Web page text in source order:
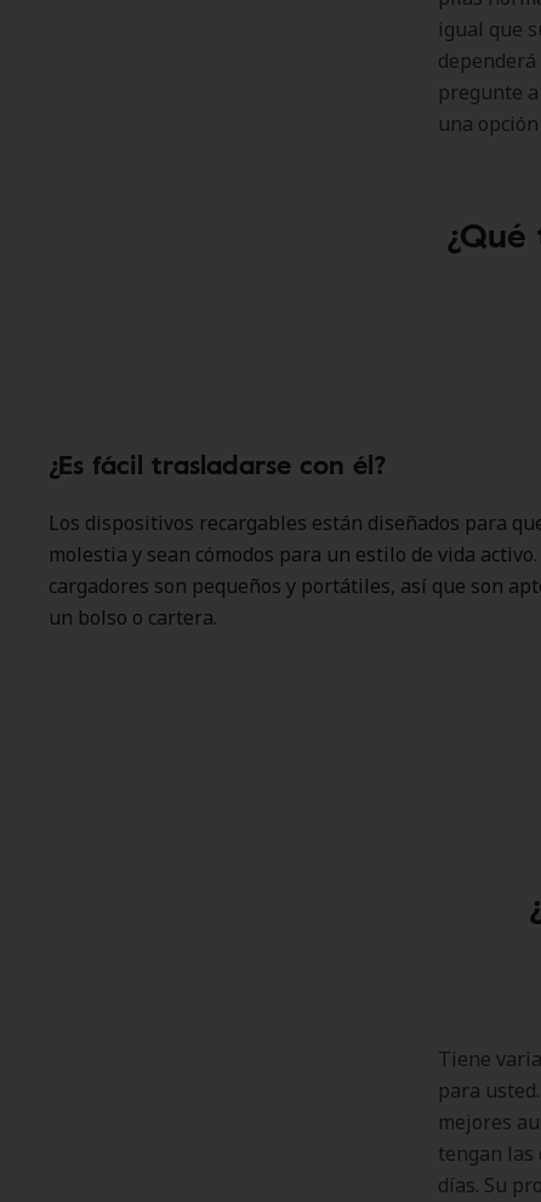
igual que
pregunte
una
¿Es fácil trasladarse con él?
Los dispositivos recargables están diseñados para
molestia y sean cómodos para un estilo de vida
cargadores son pequeños y portátiles, así que son
un bolso o cartera.
Tiene
para
mejores
tengan las
días. Su